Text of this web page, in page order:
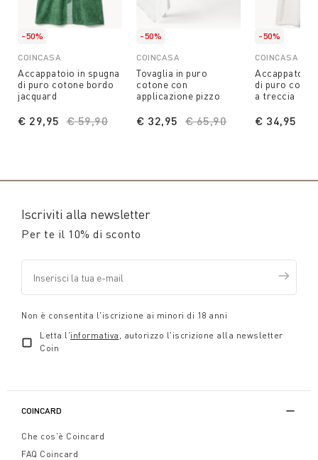
-50%
COINCASA
Accappatoio in spugna
di puro cotone bordo
jacquard
Price reduced from
€ 59,90
€ 29,95
-50%
COINCASA
Tovaglia in puro
cotone con
applicazione pizzo
Price reduced from
€ 65,90
€ 32,95
-50%
COINCASA
Accappatoio
di puro
a treccia
€ 34,95
Iscriviti alla newsletter
Per te il 10% di sconto
Non è consentita l'iscrizione ai minori di 18 anni
Letta l'informativa , autorizzo l'iscrizione alla newsletter
Coin
COINCARD
Che cos'è Coincard
FAQ Coincard